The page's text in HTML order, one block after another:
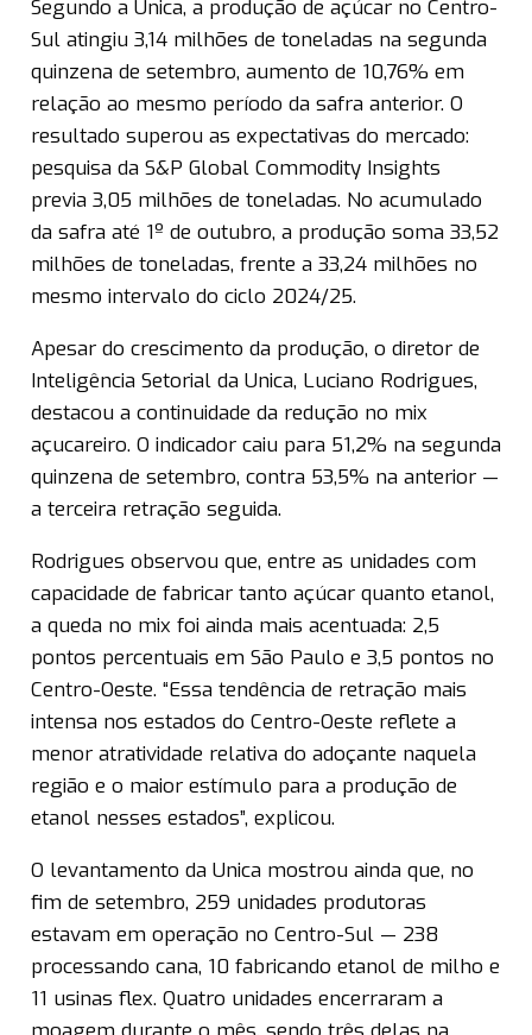
Segundo a Unica, a produção de açúcar no Centro-
Sul atingiu 3,14 milhões de toneladas na segunda
quinzena de setembro, aumento de 10,76% em
relação ao mesmo período da safra anterior. O
resultado superou as expectativas do mercado:
pesquisa da S&P Global Commodity Insights
previa 3,05 milhões de toneladas. No acumulado
da safra até 1º de outubro, a produção soma 33,52
milhões de toneladas, frente a 33,24 milhões no
mesmo intervalo do ciclo 2024/25.
Apesar do crescimento da produção, o diretor de
Inteligência Setorial da Unica, Luciano Rodrigues,
destacou a continuidade da redução no mix
açucareiro. O indicador caiu para 51,2% na segunda
quinzena de setembro, contra 53,5% na anterior —
a terceira retração seguida.
Rodrigues observou que, entre as unidades com
capacidade de fabricar tanto açúcar quanto etanol,
a queda no mix foi ainda mais acentuada: 2,5
pontos percentuais em São Paulo e 3,5 pontos no
Centro-Oeste. “Essa tendência de retração mais
intensa nos estados do Centro-Oeste reflete a
menor atratividade relativa do adoçante naquela
região e o maior estímulo para a produção de
etanol nesses estados”, explicou.
O levantamento da Unica mostrou ainda que, no
fim de setembro, 259 unidades produtoras
estavam em operação no Centro-Sul — 238
processando cana, 10 fabricando etanol de milho e
11 usinas flex. Quatro unidades encerraram a